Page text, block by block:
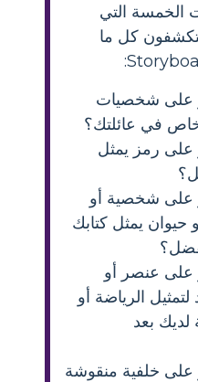
الخمسة التي
كل ما
على شخصيات
في عائلتك؟
على رمز يمثل
على شخصية أو
يمثل كتابك
على عنصر أو
الرياضة أو
لديك بعد
على خلفية منقوشة